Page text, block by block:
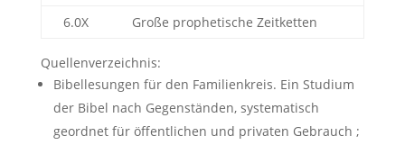
6.0X
Große prophetische Zeitketten
Quellenverzeichnis:
Bibellesungen für den Familienkreis. Ein Studium
der Bibel nach Gegenständen, systematisch
geordnet für öffentlichen und privaten Gebrauch ;